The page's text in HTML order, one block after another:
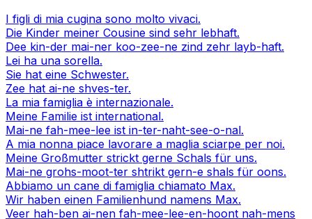
I figli di mia cugina sono molto vivaci.
Die Kinder meiner Cousine sind sehr lebhaft.
Dee kin-der mai-ner koo-zee-ne zind zehr layb-haft.
Lei ha una sorella.
Sie hat eine Schwester.
Zee hat ai-ne shves-ter.
La mia famiglia è internazionale.
Meine Familie ist international.
Mai-ne fah-mee-lee ist in-ter-naht-see-o-nal.
A mia nonna piace lavorare a maglia sciarpe per noi.
Meine Großmutter strickt gerne Schals für uns.
Mai-ne grohs-moot-ter shtrikt gern-e shals für oons.
Abbiamo un cane di famiglia chiamato Max.
Wir haben einen Familienhund namens Max.
Veer hah-ben ai-nen fah-mee-lee-en-hoont nah-mens